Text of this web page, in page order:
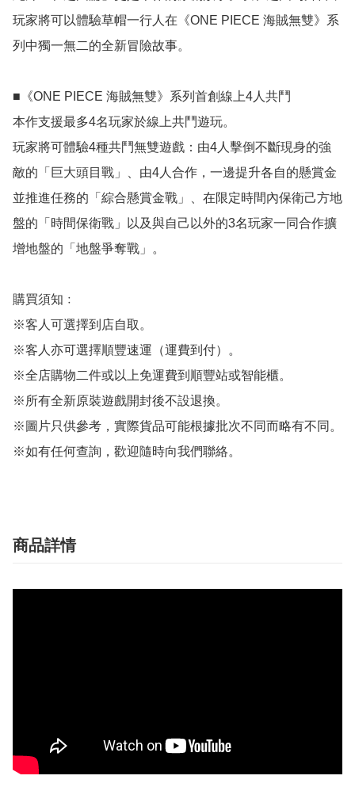
玩家將可以體驗草帽一行人在《ONE PIECE 海賊無雙》系
列中獨一無二的全新冒險故事。
■《ONE PIECE 海賊無雙》系列首創線上4人共鬥
本作支援最多4名玩家於線上共鬥遊玩。
玩家將可體驗4種共鬥無雙遊戲：由4人擊倒不斷現身的強
敵的「巨大頭目戰」、由4人合作，一邊提升各自的懸賞金
並推進任務的「綜合懸賞金戰」、在限定時間內保衛己方地
盤的「時間保衛戰」以及與自己以外的3名玩家一同合作擴
增地盤的「地盤爭奪戰」。
購買須知﹕
※客人可選擇到店自取。
※客人亦可選擇順豐速運（運費到付）。
※全店購物二件或以上免運費到順豐站或智能櫃。
※所有全新原裝遊戲開封後不設退換。
※圖片只供參考，實際貨品可能根據批次不同而略有不同。
※如有任何查詢，歡迎隨時向我們聯絡。
商品詳情